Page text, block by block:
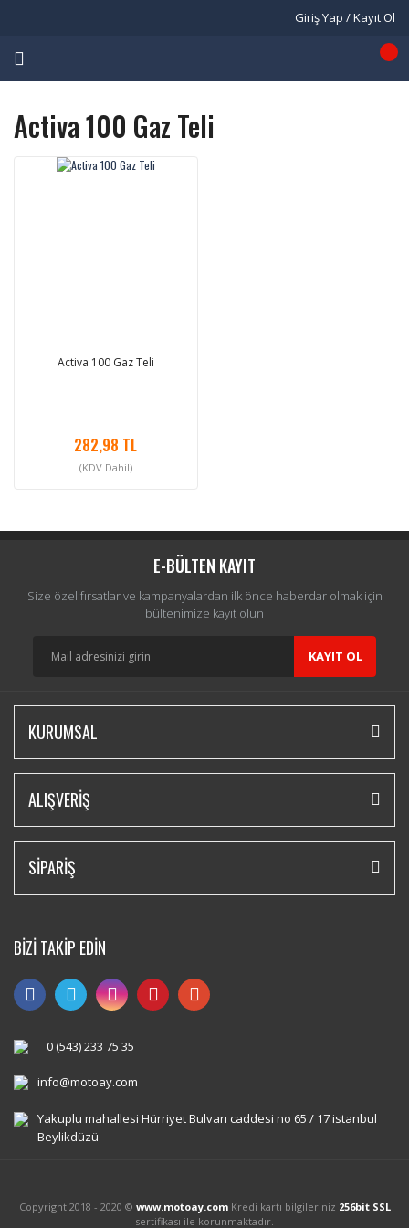
Giriş Yap / Kayıt Ol
Activa 100 Gaz Teli
Activa 100 Gaz Teli
282,98 TL
(KDV Dahil)
E-BÜLTEN KAYIT
Size özel fırsatlar ve kampanyalardan ilk önce haberdar olmak için
bültenimize kayıt olun
KAYIT OL
KURUMSAL
ALIŞVERİŞ
SİPARİŞ
BİZİ TAKİP EDİN
0 (543) 233 75 35
info@motoay.com
Yakuplu mahallesi Hürriyet Bulvarı caddesi no 65 / 17 istanbul
Beylikdüzü
Copyright 2018 - 2020 © www.motoay.comKredi kartı bilgileriniz 256bit SSL
sertifikası ile korunmaktadır.